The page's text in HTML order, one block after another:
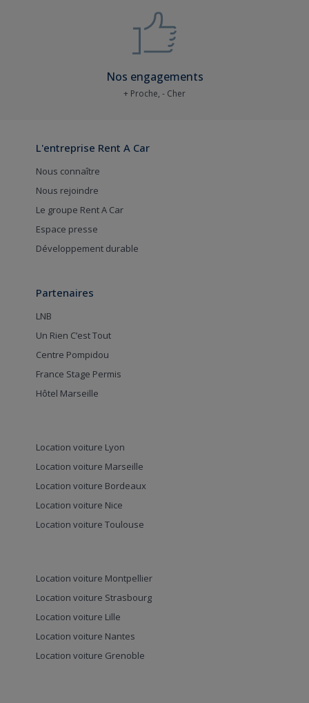
Nos engagements
+ Proche, - Cher
L'entreprise Rent A Car
Nous connaître
Nous rejoindre
Le groupe Rent A Car
Espace presse
Développement durable
Partenaires
LNB
Un Rien C’est Tout
Centre Pompidou
France Stage Permis
Hôtel Marseille
Location voiture Lyon
Location voiture Marseille
Location voiture Bordeaux
Location voiture Nice
Location voiture Toulouse
Location voiture Montpellier
Location voiture Strasbourg
Location voiture Lille
Location voiture Nantes
Location voiture Grenoble